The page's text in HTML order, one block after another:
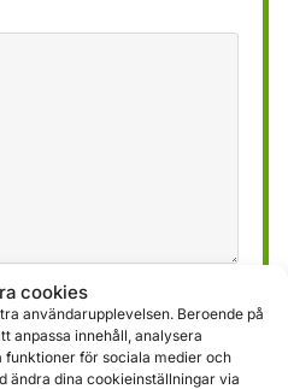
cookies
användarupplevelsen. Beroende på
anpassa innehåll, analysera
för sociala medier och
ändra dina cookieinställningar via
som erhålls via
och leverera våra
hittar du ivår